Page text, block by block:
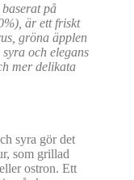
, baserat på
är ett friskt
gröna äpplen
och elegans
mer delikata
syra gör det
som grillad
ostron. Ett